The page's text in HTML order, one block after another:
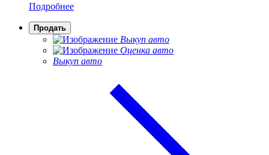
Подробнее
Продать
Выкуп авто
Оценка авто
Выкуп авто